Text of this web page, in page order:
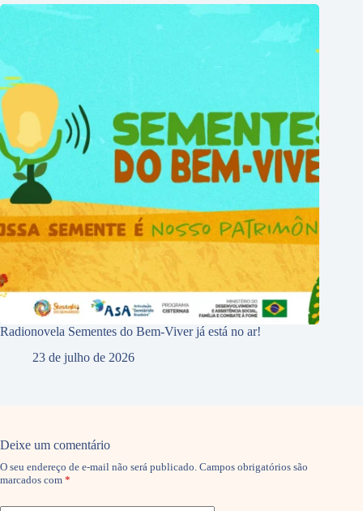
Radionovela Sementes do Bem-Viver já está no ar!
23 de julho de 2026
Deixe um comentário
O seu endereço de e-mail não será publicado. Campos obrigatórios são
marcados com *